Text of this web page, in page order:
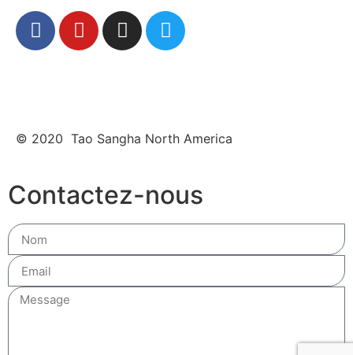
© 2020 Tao Sangha North America
Contactez-nous